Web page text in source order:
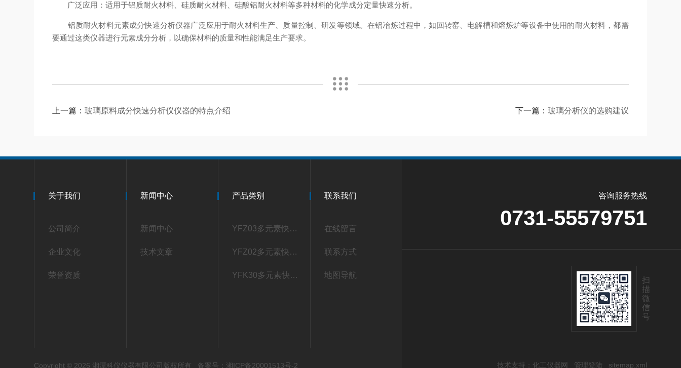
广泛应用：适用于铝质耐火材料、硅质耐火材料、硅酸铝耐火材料等多种材料的化学成分定量快速分析。
铝质耐火材料元素成分快速分析仪器广泛应用于耐火材料生产、质量控制、研发等领域。在铝冶炼过程中，如回转窑、电解槽和熔炼炉等设备中使用的耐火材料，都需
要通过这类仪器进行元素成分分析，以确保材料的质量和性能满足生产要求。
上一篇：玻璃原料成分快速分析仪仪器的特点介绍 下一篇： 玻璃分析仪的选购建议
关于我们
公司简介
企业文化
荣誉资质
新闻中心
新闻中心
技术文章
产品类别
YFZ03多元素快速分析仪
YFZ02多元素快速分析仪
YFK30多元素快速分析仪
联系我们
在线留言
联系方式
地图导航
咨询服务热线
0731-55579751
扫
描
微
信
号
Copyright © 2026 湘潭科仪仪器有限公司版权所有 备案号：湘ICP备20001513号-2 技术支持： 化工仪器网 管理登陆 sitemap.xml